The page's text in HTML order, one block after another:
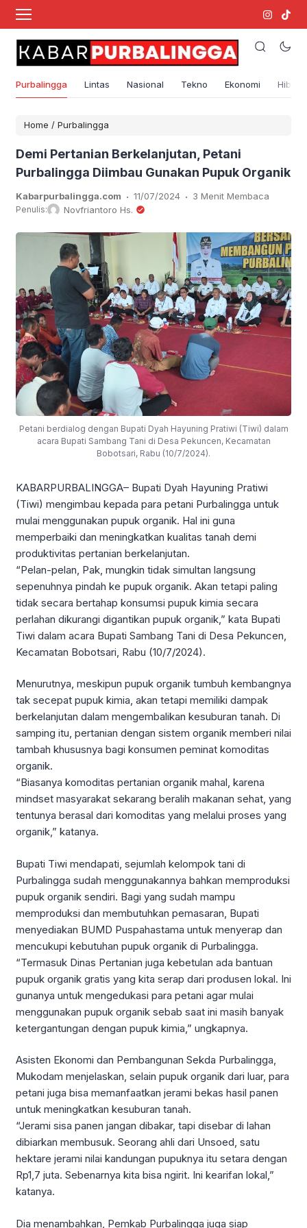
Purbalingga Lintas Nasional Tekno Ekonomi
Home / Purbalingga
Demi Pertanian Berkelanjutan, Petani
Purbalingga Diimbau Gunakan Pupuk Organik
Kabarpurbalingga.com . 11/07/2024 . 3 Menit Membaca
Penulis: Novfriantoro Hs.
Petani berdialog dengan Bupati Dyah Hayuning Pratiwi (Tiwi) dalam
acara Bupati Sambang Tani di Desa Pekuncen, Kecamatan
Bobotsari, Rabu (10/7/2024).
KABARPURBALINGGA– Bupati Dyah Hayuning Pratiwi
(Tiwi) mengimbau kepada para petani Purbalingga untuk
mulai menggunakan pupuk organik. Hal ini guna
memperbaiki dan meningkatkan kualitas tanah demi
produktivitas pertanian berkelanjutan.
“Pelan-pelan, Pak, mungkin tidak simultan langsung
sepenuhnya pindah ke pupuk organik. Akan tetapi paling
tidak secara bertahap konsumsi pupuk kimia secara
perlahan dikurangi digantikan pupuk organik,” kata Bupati
Tiwi dalam acara Bupati Sambang Tani di Desa Pekuncen,
Kecamatan Bobotsari, Rabu (10/7/2024).
Menurutnya, meskipun pupuk organik tumbuh kembangnya
tak secepat pupuk kimia, akan tetapi memiliki dampak
berkelanjutan dalam mengembalikan kesuburan tanah. Di
samping itu, pertanian dengan sistem organik memberi nilai
tambah khususnya bagi konsumen peminat komoditas
organik.
“Biasanya komoditas pertanian organik mahal, karena
mindset masyarakat sekarang beralih makanan sehat, yang
tentunya berasal dari komoditas yang melalui proses yang
organik,” katanya.
Bupati Tiwi mendapati, sejumlah kelompok tani di
Purbalingga sudah menggunakannya bahkan memproduksi
pupuk organik sendiri. Bagi yang sudah mampu
memproduksi dan membutuhkan pemasaran, Bupati
menyediakan BUMD Puspahastama untuk menyerap dan
mencukupi kebutuhan pupuk organik di Purbalingga.
“Termasuk Dinas Pertanian juga kebetulan ada bantuan
pupuk organik gratis yang kita serap dari produsen lokal. Ini
gunanya untuk mengedukasi para petani agar mulai
menggunakan pupuk organik sebab saat ini masih banyak
ketergantungan dengan pupuk kimia,” ungkapnya.
Asisten Ekonomi dan Pembangunan Sekda Purbalingga,
Mukodam menjelaskan, selain pupuk organik dari luar, para
petani juga bisa memanfaatkan jerami bekas hasil panen
untuk meningkatkan kesuburan tanah.
“Jerami sisa panen jangan dibakar, tapi disebar di lahan
dibiarkan membusuk. Seorang ahli dari Unsoed, satu
hektare jerami nilai kandungan pupuknya itu setara dengan
Rp1,7 juta. Sebenarnya kita bisa ngirit. Ini kearifan lokal,”
katanya.
Dia menambahkan, Pemkab Purbalingga juga siap